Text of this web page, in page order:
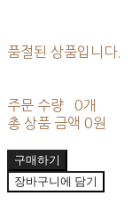
품절된 상품입니다.
주문 수량
0개
총 상품 금액 0원
구매하기
장바구니에 담기